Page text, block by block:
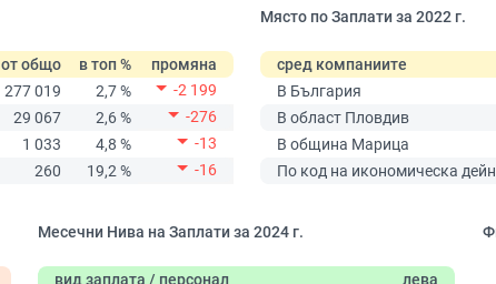
от общо в топ %
промяна
277 019 2,7 %
-2 199
29 067 2,6 %
-276
1 033 4,8 %
-13
260 19,2 % -16
Място по Заплати за 2022 г.
сред компаниите
В България
В област Пловдив
В община Марица
По код на икономическа
Месечни Нива на Заплати за 2024 г.
вид заплата / персонал
лева